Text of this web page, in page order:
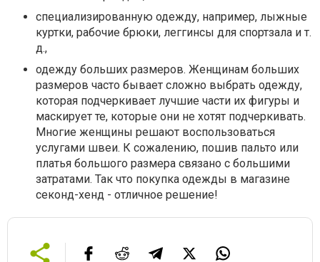
специализированную одежду, например, лыжные
куртки, рабочие брюки, леггинсы для спортзала и т.
д.,
одежду больших размеров. Женщинам больших
размеров часто бывает сложно выбрать одежду,
которая подчеркивает лучшие части их фигуры и
маскирует те, которые они не хотят подчеркивать.
Многие женщины решают воспользоваться
услугами швеи. К сожалению, пошив пальто или
платья большого размера связано с большими
затратами. Так что покупка одежды в магазине
секонд-хенд - отличное решение!